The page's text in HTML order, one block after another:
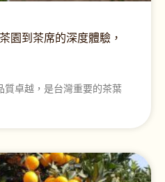
園到茶席的深度體驗，
質卓越，是台灣重要的茶葉